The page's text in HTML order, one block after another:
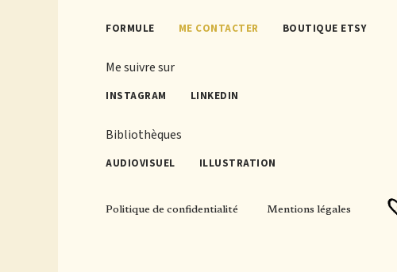
FORMULE ME CONTACTER BOUTIQUE ETSY
Me suivre sur
INSTAGRAM LINKEDIN
Bibliothèques
AUDIOVISUEL ILLUSTRATION
Politique de confidentialité Mentions légales